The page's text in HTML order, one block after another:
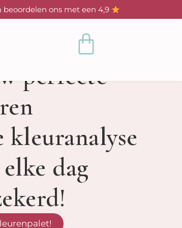
beoordelen ons met een 4,9
perfecte
dag